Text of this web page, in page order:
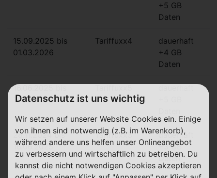
+5 GB
Daten
15.09.2025 bis
01.03.2026
Tariffuxx4
dauerhaft
+4 GB
Daten
16.06.2025 bis
14.09.2025
28.11.2024 bis
16.06.2025
Tariffuxx3
dauerhaft
+3 GB
Daten
Datenschutz ist uns wichtig
Wir setzen auf unserer Website Cookies ein. Einige
von ihnen sind notwendig (z.B. im Warenkorb),
während andere uns helfen unser Onlineangebot
zu verbessern und wirtschaftlich zu betreiben. Du
kannst die nicht notwendigen Cookies akzeptieren